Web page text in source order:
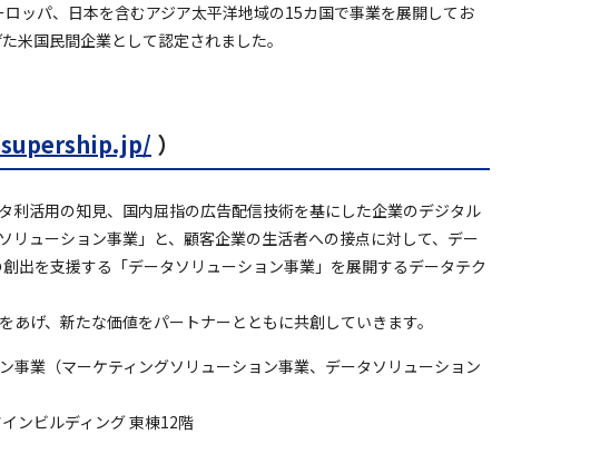
ッパ、日本を含むアジア太平洋地域の15カ国で事業を展開してお
米国民間企業として認定されました。
）
活用の知見、国内屈指の広告配信技術を基にした企業のデジタル
リューション事業」と、顧客企業の生活者への接点に対して、デー
出を支援する「データソリューション事業」を展開するデータテク
げ、新たな価値をパートナーとともに共創していきます。
事業（マーケティングソリューション事業、データソリューション
ンビルディング 東棟12階